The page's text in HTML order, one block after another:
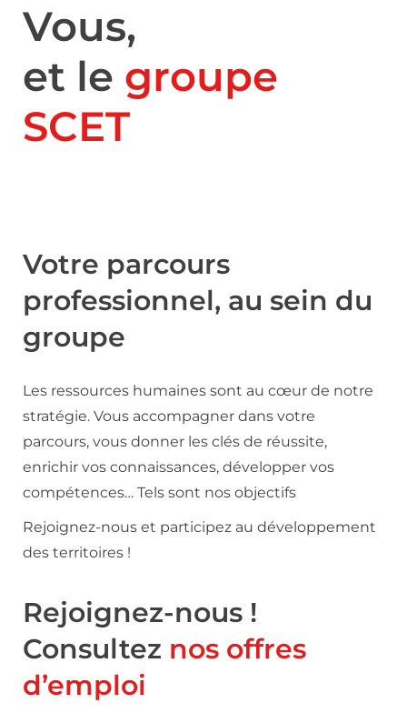
Vous,
et le groupe
SCET
Votre parcours
professionnel, au sein du
groupe
Les ressources humaines sont au cœur de notre
stratégie. Vous accompagner dans votre
parcours, vous donner les clés de réussite,
enrichir vos connaissances, développer vos
compétences… Tels sont nos objectifs
Rejoignez-nous et participez au développement
des territoires !
Rejoignez-nous !
Consultez nos offres
d’emploi